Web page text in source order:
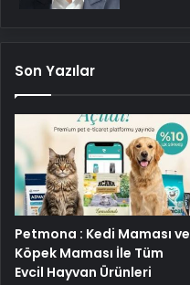
Son Yazılar
Petmona : Kedi Maması ve
Köpek Maması İle Tüm
Evcil Hayvan Ürünleri